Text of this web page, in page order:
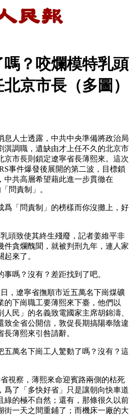
？咬爛模特乳頭
京市長（多圖）
息人士透露，中共中央準備將政治局
淇調職，遺缺由才上任不久的北京市
京市長則鎖定遼寧省長薄熙來。這次
事件爆發後展開的第二波，目標鎖
中共高層希望藉此進一步貫徹在
問責制」。
爲「問責制」的榜樣而你沒攤上，好
頭致使其終生殘廢，記者姜維平非
件貪爛醜聞，就被判刑九年，連人家
起來了。
嗎？沒有？差距找到了吧。
，遼寧省撫順市近五萬名下崗煤礦
的下崗職工要薄熙來下臺，他們以
人民」的名義致電國家主席胡錦濤、
致全省公開信，敦促長期搞陽奉陰違
薄熙來引咎請辭。
五萬名下崗工人驚動了嗎？沒有？這
視察，薄熙來命迎賓路兩側的枯死
爲了「多快好省」只是讓朝向快車道
綠的極不自然；還有，那條很久以前
街一天之間重鋪了；而機床一廠的大